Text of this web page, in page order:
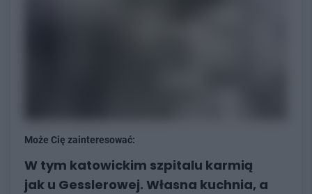
Może Cię zainteresować:
W tym katowickim szpitalu karmią
jak u Gesslerowej. Własna kuchnia, a